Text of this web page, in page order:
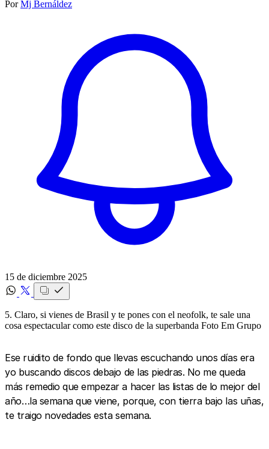
Por Mj Bernáldez
15 de diciembre 2025
5. Claro, si vienes de Brasil y te pones con el neofolk, te sale una
cosa espectacular como este disco de la superbanda Foto Em Grupo
Ese ruidito de fondo que llevas escuchando unos días era
yo buscando discos debajo de las piedras. No me queda
más remedio que empezar a hacer las listas de lo mejor del
año…la semana que viene, porque, con tierra bajo las uñas,
te traigo novedades esta semana.